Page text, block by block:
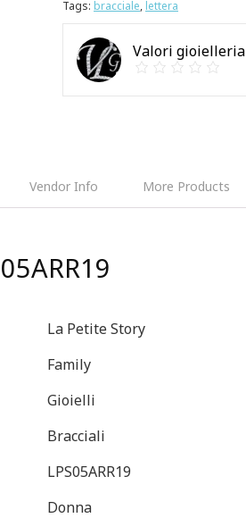
Tags: bracciale, lettera
Valori gioielleria
Vendor Info More Products
La Petite Story
Family
Gioielli
Bracciali
LPS05ARR19
Donna